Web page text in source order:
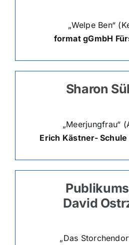
„Welpe Ben“
format gGmbH
Sharon
„Meerjungfrau“
Erich Kästner-
David
„Das